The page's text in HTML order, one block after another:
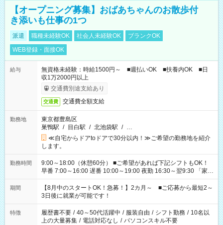
【オープニング募集】おばあちゃんのお散歩付
き添いも仕事の1つ
派遣 職種未経験OK 社会人未経験OK
ブランクOK
WEB登録・面接OK
給与
無資格未経験：時給1500円～ ■週払いOK ■扶養内OK ■日
収1万2000円以上
交通費別途支給あり
交通費 交通費全額支給
勤務地
東京都豊島区
巣鴨駅 / 目白駅 / 北池袋駅 / …
≪自宅からドアtoドアで30分以内！≫ご希望の勤務地を紹介
します。
勤務時間
9:00～18:00（休憩60分） ■ご希望があれば下記シフトもOK！
早番 7:00～16:00 遅番 10:00～19:00 夜勤 16:30～翌9:30 「家族
と休みを合わせたい」 「余裕を持って夕飯の準備がしたい」
「できれば残業はしたくない」 など、ご希望を教えてください
ね。 ※Wワーク希望の方へ 今ご覧のお仕事で希望する勤務時間
と、もう1つのお仕事の勤務時間。 合計で週40時間を超える場
合は応募できません。
期間
【8月中のスタートOK！急募！】2カ月～ ■ご応募から最短2～
3日後に就業が可能です！
特徴 履歴書不要 / 40～50代活躍中 / 服装自由 / シフト勤務 / 10名以
上の大量募集 / 電話対応なし / パソコンスキル不要